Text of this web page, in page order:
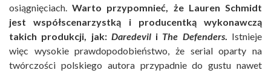
osiągnięciach.Warto przypomnieć, że Lauren Schmidt
jest współscenarzystką i producentką wykonawczą
takich produkcji, jak: Daredevili The Defenders. Istnieje
więc wysokie prawdopodobieństwo, że serial oparty na
twórczości polskiego autora przypadnie do gustu nawet